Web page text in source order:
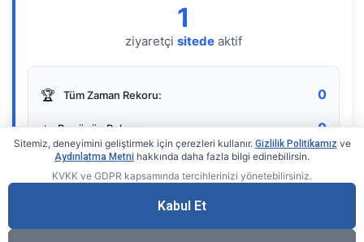
1
ziyaretçi sitede aktif
🏆 Tüm Zaman Rekoru: 0
⭐ Bugünün Rekoru: 0
Gerçek zamanlı sayaç
Sitemiz, deneyimini geliştirmek için çerezleri kullanır. Gizlilik Politikamız ve
Aydınlatma Metni hakkında daha fazla bilgi edinebilirsin.
KVKK ve GDPR kapsamında tercihlerinizi yönetebilirsiniz.
Kabul Et